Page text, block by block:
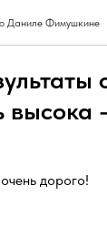
Даниле Фимушкине
высока
дорого!